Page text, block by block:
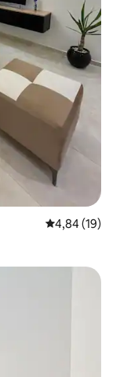
Gemiddelde
4,84 (19)